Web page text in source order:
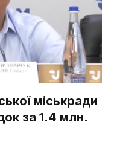
міськради
за 1.4 млн.